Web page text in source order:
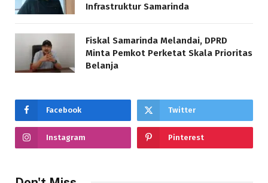
Infrastruktur Samarinda
Fiskal Samarinda Melandai, DPRD
Minta Pemkot Perketat Skala Prioritas
Belanja
Facebook Twitter
Instagram Pinterest